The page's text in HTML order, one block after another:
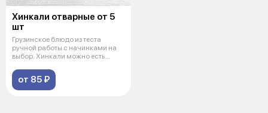
Хинкали отварные от 5
шт
Грузинское блюдо из теста
ручной работы с начинками на
выбор. Хинкали можно есть
от 85 ₽